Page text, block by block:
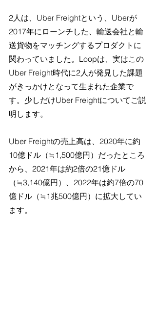
2人は、Uber Freightという、Uberが
2017年にローンチした、輸送会社と輸
送貨物をマッチングするプロダクトに
関わっていました。Loopは、実はこの
Uber Freight時代に2人が発見した課題
がきっかけとなって生まれた企業で
す。少しだけUber Freightについてご説
明します。
Uber Freightの売上高は、2020年に約
10億ドル（≒1,500億円）だったところ
から、2021年は約2倍の21億ドル
（≒3,140億円）、2022年は約7倍の70
億ドル（≒1兆500億円）に拡大してい
ます。